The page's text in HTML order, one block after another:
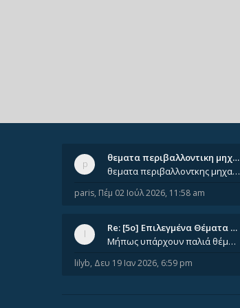
θεματα περιβαλλοντικη μηχανικ…
θεματα περιβαλλοντκης μηχανικης απο 2022 εως 2026. Δεν ειναι μεσα του Σεπτεμβιου του 2025. Αν τα εχει καποιος ας τα ανε
paris, Πέμ 02 Ιούλ 2026, 11:58 am
Re: [5ο] Επιλεγμένα Θέματα Βι…
Μήπως υπάρχουν παλιά θέματα του μαθήματος;
lilyb, Δευ 19 Ιαν 2026, 6:59 pm